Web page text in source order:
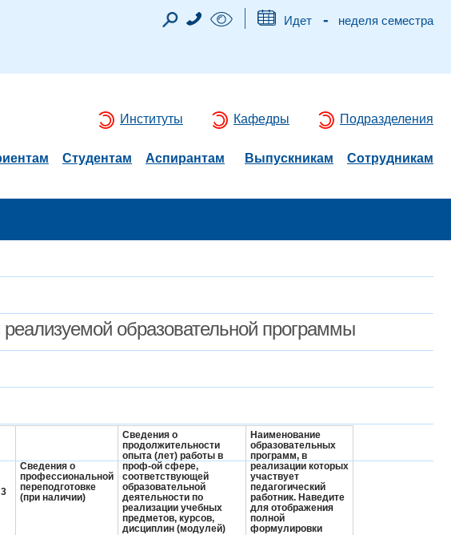
Идет - неделя семестра
Институты Кафедры Подразделения
Студентам Аспирантам Выпускникам Сотрудникам
образовательной программы
Сведения о
профессиональной
переподготовке
(при наличии)
Сведения о
продолжительности
опыта (лет) работы в
проф-ой сфере,
соответствующей
образовательной
деятельности по
реализации учебных
предметов, курсов,
дисциплин (модулей)
Наименование
образовательных
программ, в
реализации которых
участвует
педагогический
работник. Наведите
для отображения
полной
формулировки